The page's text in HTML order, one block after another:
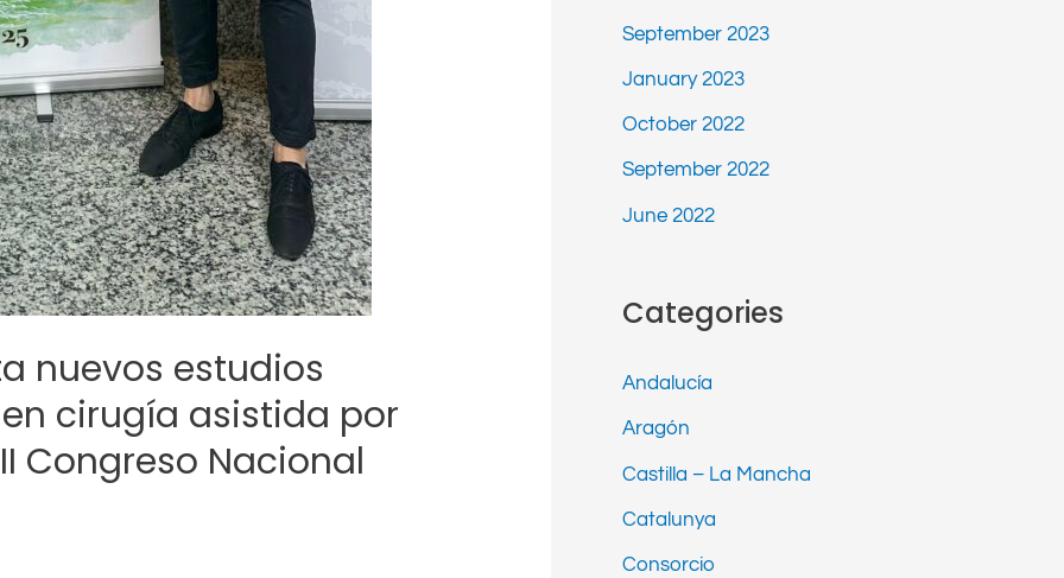
nuevos estudios
cirugía asistida por
Congreso Nacional
September 2023
January 2023
October 2022
September 2022
June 2022
Categories
Andalucía
Aragón
Castilla – La Mancha
Catalunya
Consorcio